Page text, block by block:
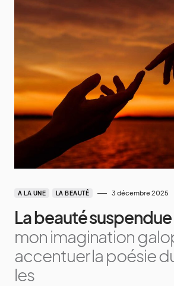
A LA UNE LA BEAUTÉ 3 décembre 2025
La beauté suspendue
mon imagination
accentuer la poésie
les